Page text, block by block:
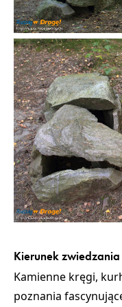
Kierunek zwiedzania
Kamienne kręgi,
poznania